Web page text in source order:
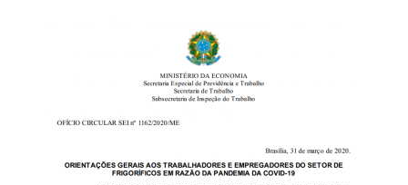
frigoríficos